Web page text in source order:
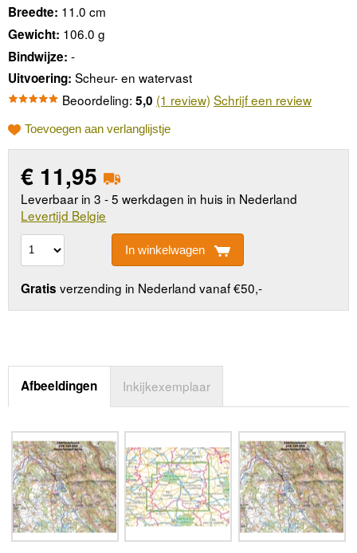
Breedte: 11.0 cm
Gewicht: 106.0 g
Bindwijze: -
Uitvoering: Scheur- en watervast
Beoordeling: 5,0 (1 review) Schrijf een review
Toevoegen aan verlanglijstje
€ 11,95
Leverbaar in 3 - 5 werkdagen in huis in Nederland
Levertijd Belgie
In winkelwagen
Gratis verzending in Nederland vanaf €50,-
Afbeeldingen Inkijkexemplaar